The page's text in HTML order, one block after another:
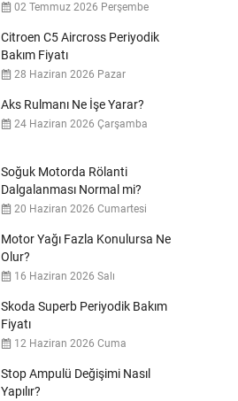
02 Temmuz 2026 Perşembe
Citroen C5 Aircross Periyodik
Bakım Fiyatı
28 Haziran 2026 Pazar
Aks Rulmanı Ne İşe Yarar?
24 Haziran 2026 Çarşamba
Soğuk Motorda Rölanti
Dalgalanması Normal mi?
20 Haziran 2026 Cumartesi
Motor Yağı Fazla Konulursa Ne
Olur?
16 Haziran 2026 Salı
Skoda Superb Periyodik Bakım
Fiyatı
12 Haziran 2026 Cuma
Stop Ampulü Değişimi Nasıl
Yapılır?